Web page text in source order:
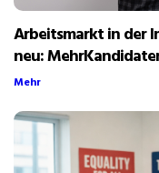
Arbeitsmarkt in der
neu:
Mehr